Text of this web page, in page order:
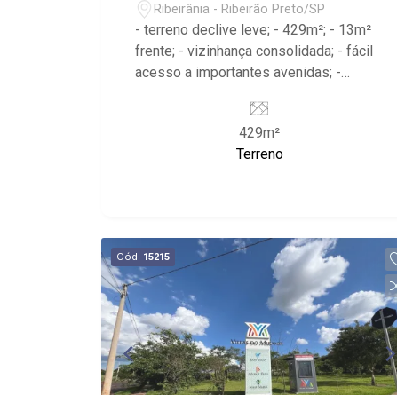
Ribeirânia - Ribeirão Preto/SP
- terreno declive leve; - 429m²; - 13m²
frente; - vizinhança consolidada; - fácil
acesso a importantes avenidas; -
429m²
Terreno
Cód. 15215